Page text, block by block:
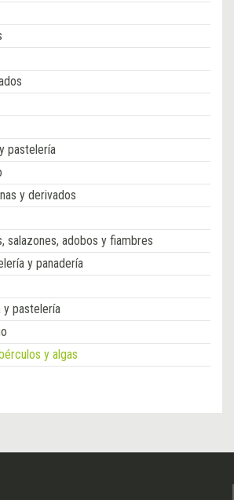
pastelería
y derivados
salazones, adobos y fiambres
y panadería
y pastelería
y algas